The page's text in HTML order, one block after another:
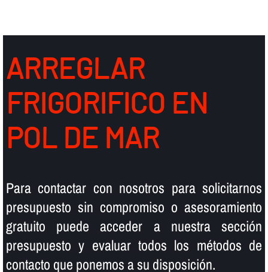
ARREGLAR
FRIGORIFICO EN
POL DE MAR
Para contactar con nosotros para solicitarnos
presupuesto sin compromiso o asesoramiento
gratuito puede acceder a nuestra sección
presupuesto y evaluar todos los métodos de
contacto que ponemos a su disposición.